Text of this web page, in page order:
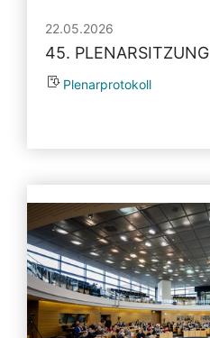
22.05.2026
45. PLENARSITZUNG
Plenarprotokoll